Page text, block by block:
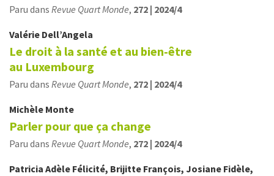
Paru dans Revue Quart Monde, 272 | 2024/4
Valérie Dell’Angela
Le droit à la santé et au bien‑être
au Luxembourg
Paru dans Revue Quart Monde, 272 | 2024/4
Michèle Monte
Parler pour que ça change
Paru dans Revue Quart Monde, 272 | 2024/4
Patricia Adèle Félicité, Brijitte François, Josiane Fidèle,